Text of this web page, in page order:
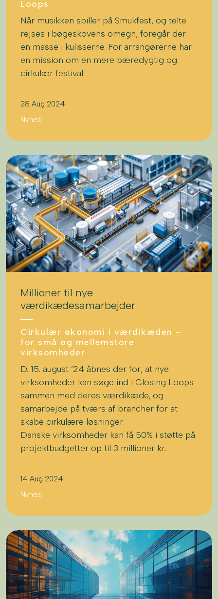
Loops
Når musikken spiller på Smukfest, og telte
rejses i bøgeskovens omegn, foregår der
en masse i kulisserne. For arrangørerne har
en mission om en mere bæredygtig og
cirkulær festival.
28 Aug 2024
Nyhed
Millioner til nye
værdikædesamarbejder
Cirkulær økonomi i værdikæden -
for små og mellemstore
virksomheder
D. 15. august ’24 åbnes der for, at nye
virksomheder kan søge ind i Closing Loops
sammen med deres værdikæde, og
samarbejde på tværs af brancher for at
skabe cirkulære løsninger.
Danske virksomheder kan få 50% i støtte på
projektbudgetter op til 3 millioner kr.
14 Aug 2024
Nyhed